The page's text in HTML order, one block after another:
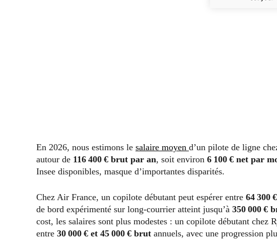
En 2026, nous estimons le salaire moyen d’un pilote de ligne
autour de 116 400 € brut par an, soit environ 6 100 € net par
Insee disponibles, masque d’importantes disparités.
Chez Air France, un copilote débutant peut espérer entre 64 300
de bord expérimenté sur long-courrier atteint jusqu’à 350 000 €
cost, les salaires sont plus modestes : un copilote débutant chez
entre 30 000 € et 45 000 € brut annuels, avec une progression